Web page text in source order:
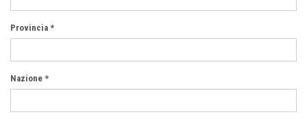
Provincia *
Nazione *